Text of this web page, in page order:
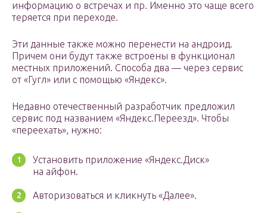
информацию о встречах и пр. Именно это чаще всего
теряется при переходе.
Эти данные также можно перенести на андроид.
Причем они будут также встроены в функционал
местных приложений. Способа два — через сервис
от «Гугл» или с помощью «Яндекс».
Недавно отечественный разработчик предложил
сервис под названием «Яндекс.Переезд». Чтобы
«переехать», нужно:
Установить приложение «Яндекс.Диск»
на айфон.
Авторизоваться и кликнуть «Далее».